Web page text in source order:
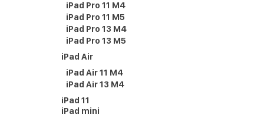
iPad Pro 11 M4
iPad Pro 11 M5
iPad Pro 13 M4
iPad Pro 13 M5
iPad Air
iPad Air 11 M4
iPad Air 13 M4
iPad 11
iPad mini